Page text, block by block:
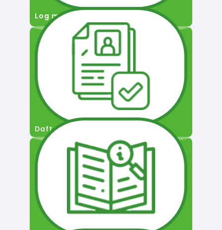
Log masuk
Daftar Pengguna